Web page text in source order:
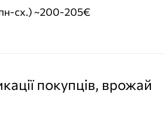
(пн-сх.) ~200-205€
покупців, врожай